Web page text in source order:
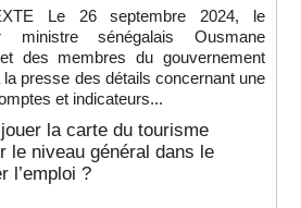
Le 26 septembre 2024, le
ministre sénégalais Ousmane
des membres du gouvernement
la presse des détails concernant une
et indicateurs...
la carte du tourisme
le niveau général dans le
l’emploi ?